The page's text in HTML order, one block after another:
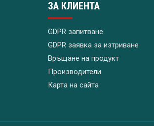
ЗА КЛИЕНТА
GDPR запитване
GDPR заявка за изтриване
Връщане на продукт
Производители
Карта на сайта